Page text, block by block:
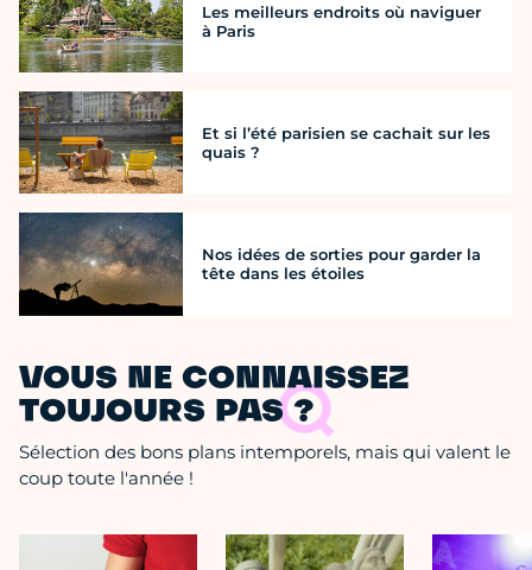
Les meilleurs endroits où naviguer
à Paris
Et si l’été parisien se cachait sur les
quais ?
Nos idées de sorties pour garder la
tête dans les étoiles
VOUS NE CONNAISSEZ
TOUJOURS PAS ?
Sélection des bons plans intemporels, mais qui valent le
coup toute l'année !